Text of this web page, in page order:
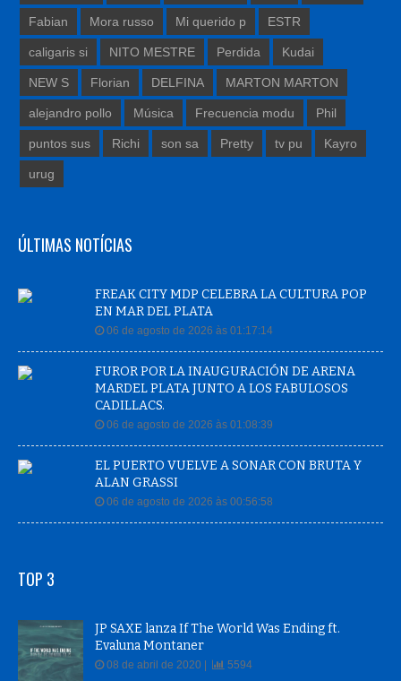
Fabian Mora russo Mi querido p ESTR
caligaris si NITO MESTRE Perdida Kudai
NEW S Florian DELFINA MARTON MARTON
alejandro pollo Música Frecuencia modu Phil
puntos sus Richi son sa Pretty tv pu Kayro
urug
ÚLTIMAS NOTÍCIAS
FREAK CITY MDP CELEBRA LA CULTURA POP
EN MAR DEL PLATA
06 de agosto de 2026 às 01:17:14
FUROR POR LA INAUGURACIÓN DE ARENA
MARDEL PLATA JUNTO A LOS FABULOSOS
CADILLACS.
06 de agosto de 2026 às 01:08:39
EL PUERTO VUELVE A SONAR CON BRUTA Y
ALAN GRASSI
06 de agosto de 2026 às 00:56:58
TOP 3
JP SAXE lanza If The World Was Ending ft.
Evaluna Montaner
08 de abril de 2020 | 5594